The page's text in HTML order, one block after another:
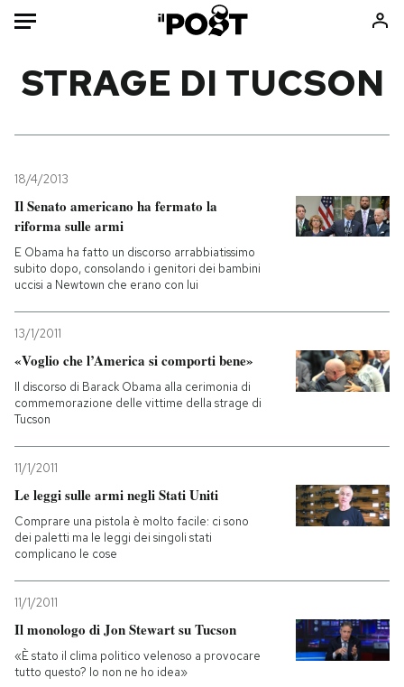
Mondo
Politica
Tecnologia
Internet
Scienza
Economia
Sport
Consumismi
Ok Boomer!
Mondiali calcio 2026
NEWSLETTER
I MIEI PREFERITI
CALENDARIO
STRAGE DI TUCSON
18/4/2013
Il Senato americano ha fermato la
riforma sulle armi
E Obama ha fatto un discorso arrabbiatissimo
subito dopo, consolando i genitori dei bambini
uccisi a Newtown che erano con lui
13/1/2011
«Voglio che l’America si comporti bene»
Il discorso di Barack Obama alla cerimonia di
commemorazione delle vittime della strage di
Tucson
11/1/2011
Le leggi sulle armi negli Stati Uniti
Comprare una pistola è molto facile: ci sono
dei paletti ma le leggi dei singoli stati
complicano le cose
11/1/2011
Il monologo di Jon Stewart su Tucson
«È stato il clima politico velenoso a provocare
tutto questo? Io non ne ho idea»